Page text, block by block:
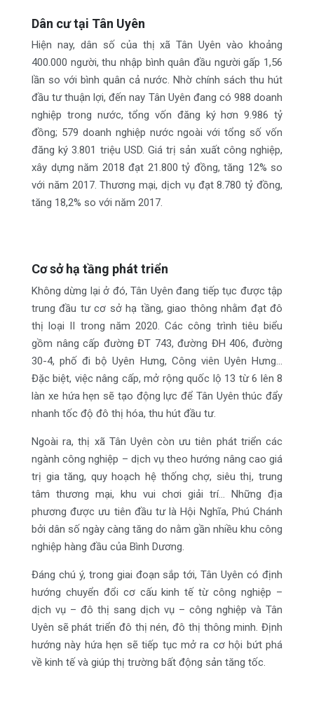
Dân cư tại Tân Uyên
Hiện nay, dân số của thị xã Tân Uyên vào khoảng
400.000 người, thu nhập bình quân đầu người gấp 1,56
lần so với bình quân cả nước. Nhờ chính sách thu hút
đầu tư thuận lợi, đến nay Tân Uyên đang có 988 doanh
nghiệp trong nước, tổng vốn đăng ký hơn 9.986 tỷ
đồng; 579 doanh nghiệp nước ngoài với tổng số vốn
đăng ký 3.801 triệu USD. Giá trị sản xuất công nghiệp,
xây dựng năm 2018 đạt 21.800 tỷ đồng, tăng 12% so
với năm 2017. Thương mại, dịch vụ đạt 8.780 tỷ đồng,
tăng 18,2% so với năm 2017.
Cơ sở hạ tầng phát triển
Không dừng lại ở đó, Tân Uyên đang tiếp tục được tập
trung đầu tư cơ sở hạ tầng, giao thông nhằm đạt đô
thị loại II trong năm 2020. Các công trình tiêu biểu
gồm nâng cấp đường ĐT 743, đường ĐH 406, đường
30-4, phố đi bộ Uyên Hưng, Công viên Uyên Hưng…
Đặc biệt, việc nâng cấp, mở rộng quốc lộ 13 từ 6 lên 8
làn xe hứa hẹn sẽ tạo động lực để Tân Uyên thúc đẩy
nhanh tốc độ đô thị hóa, thu hút đầu tư.
Ngoài ra, thị xã Tân Uyên còn ưu tiên phát triển các
ngành công nghiệp – dịch vụ theo hướng nâng cao giá
trị gia tăng, quy hoạch hệ thống chợ, siêu thị, trung
tâm thương mại, khu vui chơi giải trí… Những địa
phương được ưu tiên đầu tư là Hội Nghĩa, Phú Chánh
bởi dân số ngày càng tăng do nằm gần nhiều khu công
nghiệp hàng đầu của Bình Dương.
Đáng chú ý, trong giai đoạn sắp tới, Tân Uyên có định
hướng chuyển đổi cơ cấu kinh tế từ công nghiệp –
dịch vụ – đô thị sang dịch vụ – công nghiệp và Tân
Uyên sẽ phát triển đô thị nén, đô thị thông minh. Định
hướng này hứa hẹn sẽ tiếp tục mở ra cơ hội bứt phá
về kinh tế và giúp thị trường bất động sản tăng tốc.